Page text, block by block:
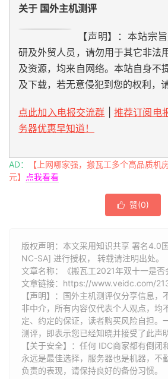
关于 国外主机测评
【声明】：本站宗
研及外贸人员，请勿用于其它非法
及资源，均来自网络。本站自身不
及下载，若无意侵犯到您的权利，
点此加入电报交流群
推荐订阅电
务器优惠早知道！
AD：
【上网哪家强，搬瓦工多个高品质
元】
点我看看
 赞(0)
版权声明：本文采用知识共享 署名4.0
NC-SA] 进行授权， 转载请注明出处。
文章名称：《搬瓦工2021年双十一是否
文章链接： https://www.veidc.com/
【声明】：国外主机测评仅分享信息，
非中介，所有内容仅代表个人观点，均
定、约定的保证，读者购买风险自担。
测评，即表示您已经知晓并接受了此声
【关于安全】：任何 IDC商家都有倒闭
永远是最佳选择，服务器也是机器，不
负责的表现，请保持良好的备份习惯。